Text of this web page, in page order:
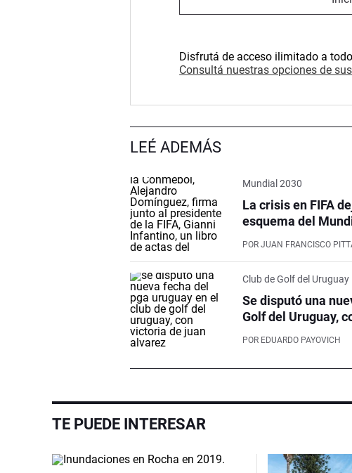
Disfrutá de acceso ilimitado a
Consultá nuestras opciones de
LEÉ ADEMÁS
Mundial 2030
La crisis en FIFA
esquema del
POR JUAN FRANCISCO
Club de Golf del Uruguay
Se disputó una
Golf del Uruguay,
POR EDUARDO PAYOVICH
TE PUEDE INTERESAR